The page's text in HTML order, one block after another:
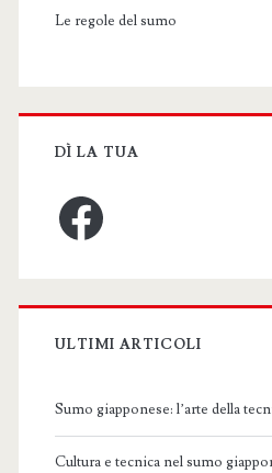
Le regole del sumo
DÌ LA TUA
Facebook
ULTIMI ARTICOLI
Sumo giapponese: l’arte della
Cultura e tecnica nel sumo